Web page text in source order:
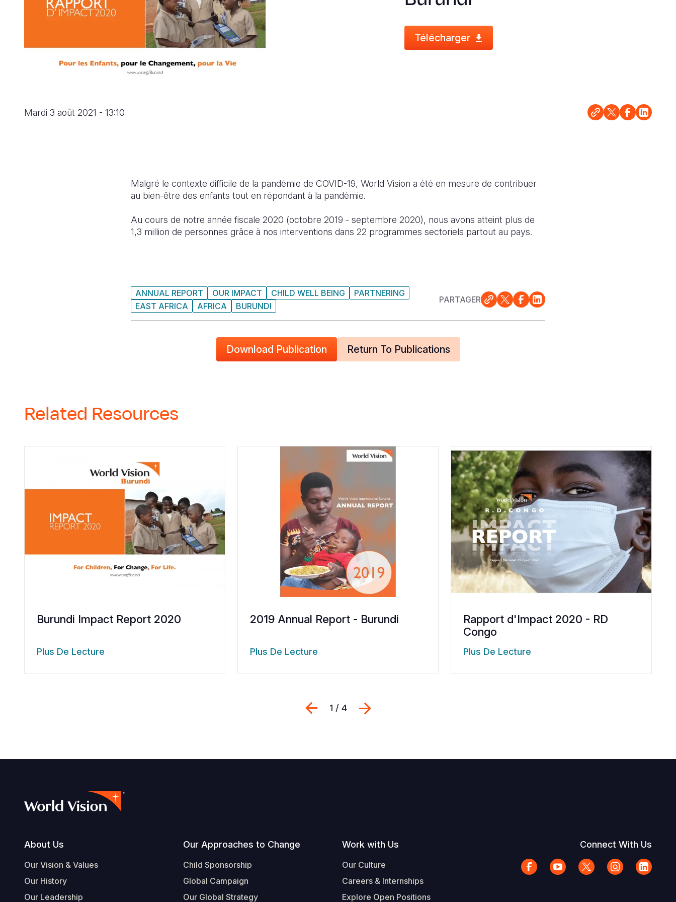
Télécharger
Mardi 3 août 2021 - 13:10
Malgré le contexte difficile de la pandémie de COVID-19, World Vision a été en mesure de contribuer
au bien-être des enfants tout en répondant à la pandémie.
Au cours de notre année fiscale 2020 (octobre 2019 - septembre 2020), nous avons atteint plus de
1,3 million de personnes grâce à nos interventions dans 22 programmes sectoriels partout au pays.
ANNUAL REPORT OUR IMPACT CHILD WELL BEING
PARTNERING
EAST AFRICA
AFRICA BURUNDI
PARTAGER
Download Publication Return To Publications
Related Resources
Burundi Impact Report 2020
Plus De Lecture
2019 Annual Report - Burundi
Plus De Lecture
Rapport d'Impact 2020 - RD
Congo
Plus De Lecture
Previous
1 / 4
Footer
About Us
Our Vision & Values
Our History
Our Leadership
Our Approaches to Change
Child Sponsorship
Global Campaign
Our Global Strategy
Work with Us
Our Culture
Careers & Internships
Explore Open Positions
Connect With Us